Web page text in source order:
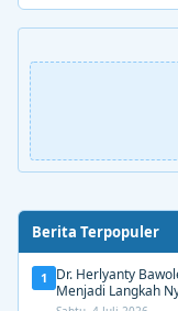
Berita Terpopuler
1
Dr. Herlyanty
Menjadi Langkah
Berdampak